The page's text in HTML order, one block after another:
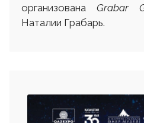
организована Grabar
Наталии Грабарь.